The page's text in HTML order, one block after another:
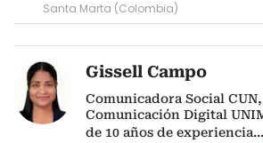
Santa Marta (Colombia)
Gissell Campo
Comunicadora Social
Comunicación Digital
de 10 años de experiencia...